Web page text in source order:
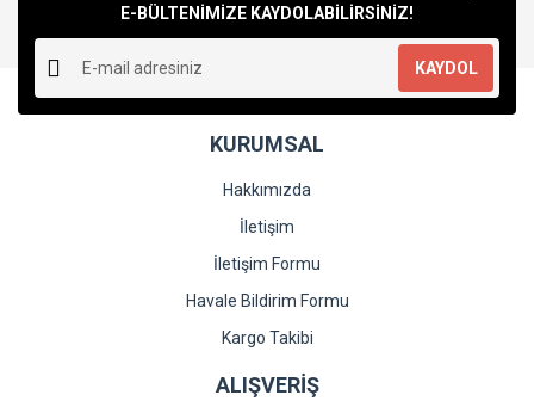
Ürün resmi kalitesiz, bozuk veya görüntülenemiyor.
Ürün bilgilerinde hatalar bulunuyor.
Ürün fiyatı diğer sitelerden daha pahalı.
Bu ürüne benzer farklı alternatifler olmalı.
Gönder
E-BÜLTENİMİZE KAYDOLABİLİRSİNİZ!
KAYDOL
KURUMSAL
Hakkımızda
İletişim
İletişim Formu
Havale Bildirim Formu
Kargo Takibi
ALIŞVERİŞ